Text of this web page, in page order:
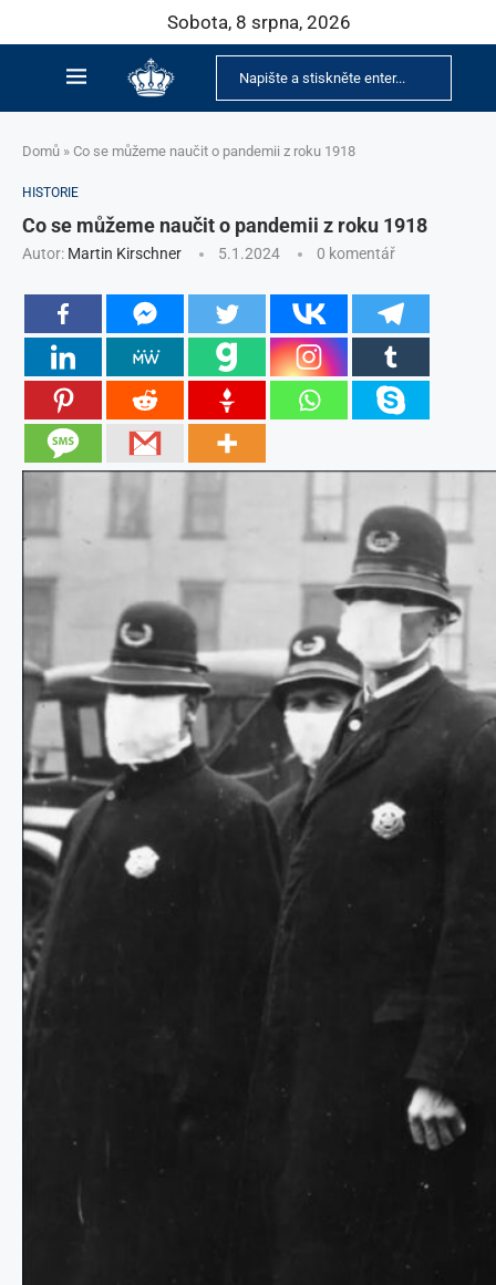
Sobota, 8 srpna, 2026
Domů » Co se můžeme naučit o pandemii z roku 1918
HISTORIE
Co se můžeme naučit o pandemii z roku 1918
Autor: Martin Kirschner 5.1.2024 0 komentář